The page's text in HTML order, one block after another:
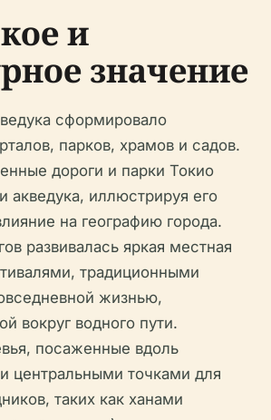
и
значение
сформировало
парков, храмов и садов.
дороги и парки Токио
акведука, иллюстрируя его
на географию города.
развивалась яркая местная
традиционными
жизнью,
вокруг водного пути.
посаженные вдоль
центральными точками для
таких как ханами